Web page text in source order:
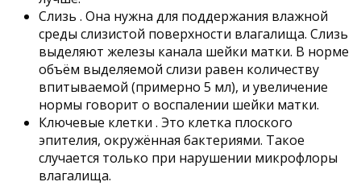
Слизь . Она нужна для поддержания влажной
среды слизистой поверхности влагалища. Слизь
выделяют железы канала шейки матки. В норме
объём выделяемой слизи равен количеству
впитываемой (примерно 5 мл), и увеличение
нормы говорит о воспалении шейки матки.
Ключевые клетки . Это клетка плоского
эпителия, окружённая бактериями. Такое
случается только при нарушении микрофлоры
влагалища.